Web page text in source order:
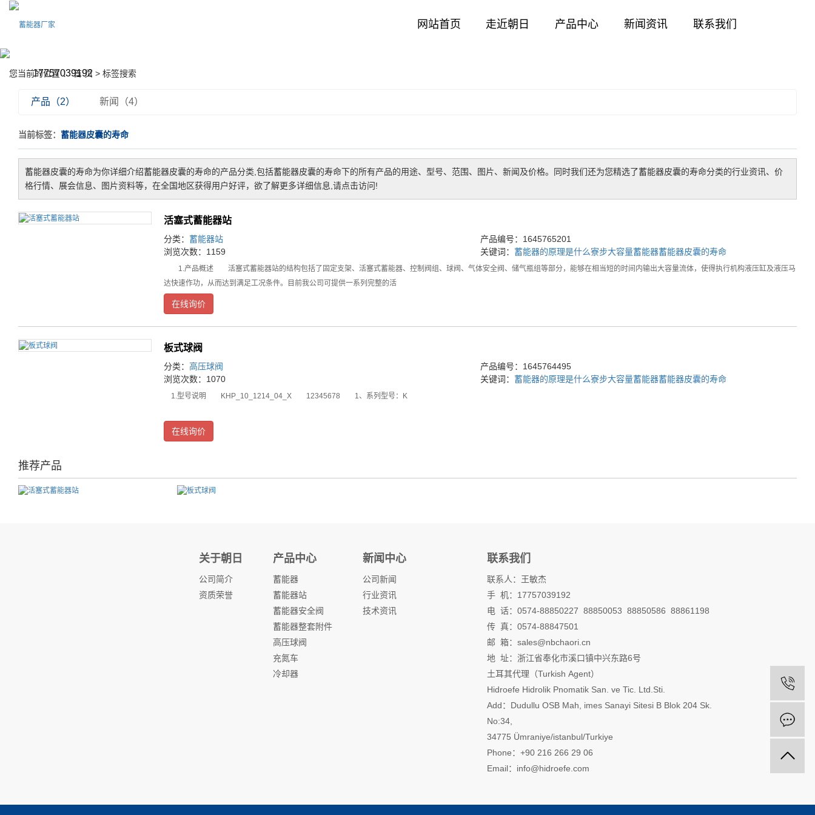
网站首页 走近朝日 产品中心 新闻资讯 联系我们
17757039192
您当前的位置 ：首 页 > 标签搜索
产品（2） 新闻（4）
当前标签： 蓄能器皮囊的寿命
蓄能器皮囊的寿命为你详细介绍蓄能器皮囊的寿命的产品分类,包括蓄能器皮囊的寿命下的所有产品的用途、型号、范围、图片、新闻及价格。同时我们还为您精选了蓄能器皮囊的寿命分类的行业资讯、价
格行情、展会信息、图片资料等，在全国地区获得用户好评，欲了解更多详细信息,请点击访问!
活塞式蓄能器站
分类： 蓄能器站
产品编号：1645765201
浏览次数：1159
关键词： 蓄能器的原理是什么寮步大容量蓄能器蓄能器皮囊的寿命
1.产品概述 活塞式蓄能器站的结构包括了固定支架、活塞式蓄能器、控制阀组、球阀、气体安全阀、储气瓶组等部分，能够在相当短的时间内输出大容量流体，使得执行机构液压缸及液压马
达快速作功，从而达到满足工况条件。目前我公司可提供一系列完整的活
在线询价
板式球阀
分类： 高压球阀
产品编号：1645764495
浏览次数：1070
关键词： 蓄能器的原理是什么寮步大容量蓄能器蓄能器皮囊的寿命
1.型号说明 KHP_10_1214_04_X 12345678 1、系列型号：K
在线询价
推荐产品
关于朝日
公司简介
资质荣誉
产品中心
蓄能器
蓄能器站
蓄能器安全阀
蓄能器整套附件
高压球阀
充氮车
冷却器
新闻中心
公司新闻
行业资讯
技术资讯
联系我们
联系人：王敏杰
手 机：17757039192
电 话：0574-88850227 88850053 88850586 88861198
传 真：0574-88847501
邮 箱：sales@nbchaori.cn
地 址：浙江省奉化市溪口镇中兴东路6号
土耳其代理（Turkish Agent）
Hidroefe Hidrolik Pnomatik San. ve Tic. Ltd.Sti.
Add：Dudullu OSB Mah, imes Sanayi Sitesi B Blok 204 Sk.
No:34,
34775 Ümraniye/istanbul/Turkiye
Phone：+90 216 266 29 06
Email：info@hidroefe.com